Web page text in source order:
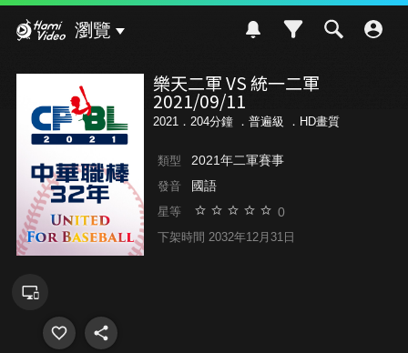
瀏覽
樂天二軍 VS 統一二軍
2021/09/11
2021．204分鐘 ． 普遍級 ．HD畫質
類型 2021年二軍賽事
發音 國語
星等 0
下架時間 2032年12月31日